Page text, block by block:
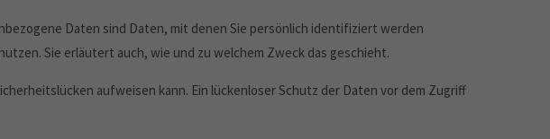
Daten sind Daten, mit denen Sie persönlich identifiziert werden
Sie erläutert auch, wie und zu welchem Zweck das geschieht.
aufweisen kann. Ein lückenloser Schutz der Daten vor dem Zugriff